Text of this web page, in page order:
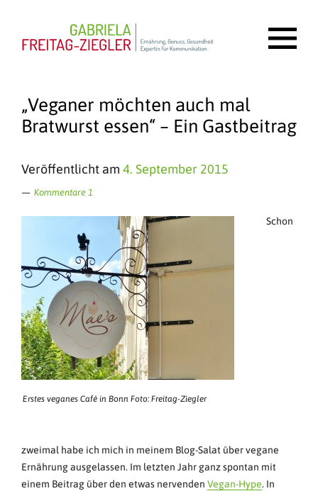
„Veganer möchten auch mal
Bratwurst essen“ – Ein Gastbeitrag
Veröffentlicht am 4. September 2015
Kommentare 1
Erstes veganes Café in Bonn Foto: Freitag-Ziegler
Schon
zweimal habe ich mich in meinem Blog-Salat über vegane
Ernährung ausgelassen. Im letzten Jahr ganz spontan mit
einem Beitrag über den etwas nervenden Vegan-Hype. In